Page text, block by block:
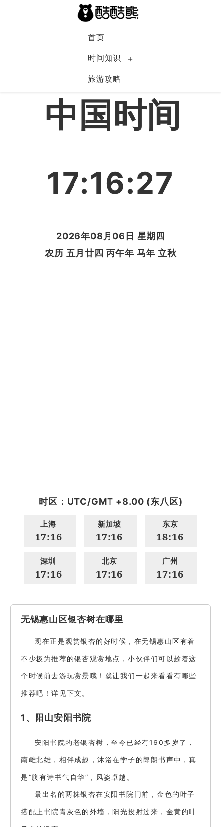
首页
时间知识
旅游攻略
中国
中国时间
17:16:27
2026年08月06日 星期四
农历 五月廿四 丙午年 马年 立秋
时区：UTC/GMT +8.00 (东八区)
上海
17:16
新加坡
17:16
东京
18:16
深圳
17:16
北京
17:16
广州
17:16
无锡惠山区银杏树在哪里
现在正是观赏银杏的好时候，在无锡惠山区有着
不少极为推荐的银杏观赏地点，小伙伴们可以趁着这
个时候前去游玩赏景哦！就让我们一起来看看有哪些
推荐吧！详见下文。
1、阳山安阳书院
安阳书院的老银杏树，至今已经有160多岁了，
南雌北雄，相伴成趣，沐浴在学子的郎朗书声中，真
是“腹有诗书气自华”，风姿卓越。
最出名的两株银杏在安阳书院门前，金色的叶子
搭配上书院青灰色的外墙，阳光投射过来，金黄的叶